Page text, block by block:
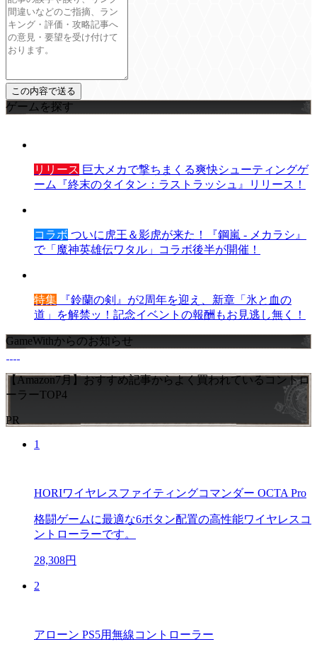
ゲームを探す
リリース 巨大メカで撃ちまくる爽快シューティングゲ
ーム『終末のタイタン：ラストラッシュ』リリース！
コラボ ついに虎王＆影虎が来た！『鋼嵐 - メカラシ』
で「魔神英雄伝ワタル」コラボ後半が開催！
特集 『鈴蘭の剣』が2周年を迎え、新章「氷と血の
道」を解禁ッ！記念イベントの報酬もお見逃し無く！
GameWithからのお知らせ
【Amazon7月】おすすめ記事からよく買われているコントロ
ーラーTOP4
PR
1
HORIワイヤレスファイティングコマンダー OCTA Pro
格闘ゲームに最適な6ボタン配置の高性能ワイヤレスコ
ントローラーです。
28,308円
2
アローン PS5用無線コントローラー